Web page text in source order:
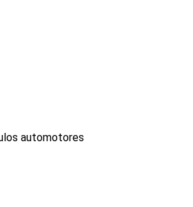
automotores